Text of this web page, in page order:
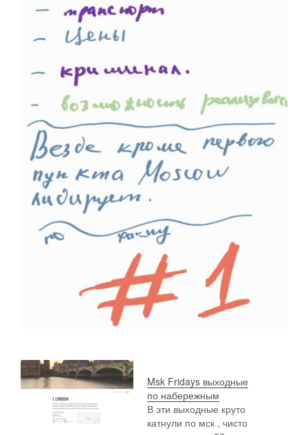
Msk Fridays выходные
по набережным
В эти выходные круто
катнули по мск , чисто